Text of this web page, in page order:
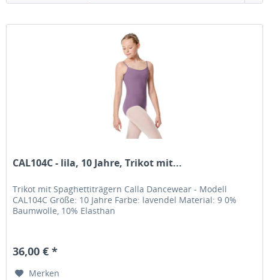
CAL104C - lila, 10 Jahre, Trikot mit...
Trikot mit Spaghettiträgern Calla Dancewear - Modell
CAL104C Größe: 10 Jahre Farbe: lavendel Material: 9 0%
Baumwolle, 10% Elasthan
36,00 € *
Merken